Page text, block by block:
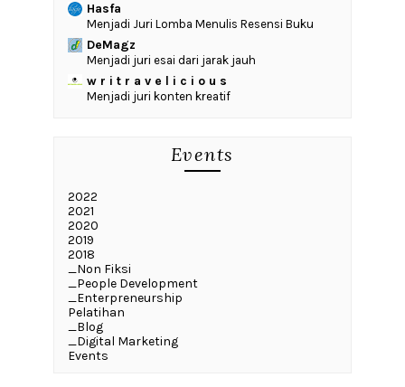
Hasfa
Menjadi Juri Lomba Menulis Resensi Buku
DeMagz
Menjadi juri esai dari jarak jauh
w r i t r a v e l i c i o u s
Menjadi juri konten kreatif
Events
2022
2021
2020
2019
2018
_Non Fiksi
_People Development
_Enterpreneurship
Pelatihan
_Blog
_Digital Marketing
Events